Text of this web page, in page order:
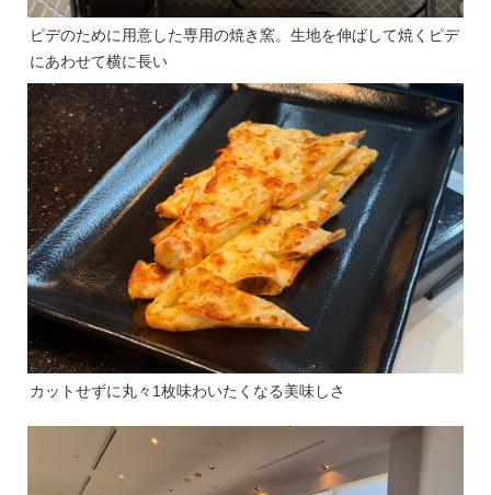
ピデのために用意した専用の焼き窯。生地を伸ばして焼くピデ
にあわせて横に長い
カットせずに丸々1枚味わいたくなる美味しさ